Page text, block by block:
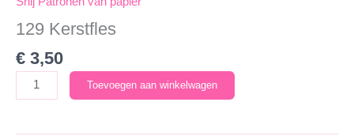
129 Kerstfles
€ 3,50
Kerstfles
Toevoegen aan winkelwagen